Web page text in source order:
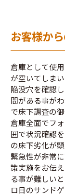
お客様か
倉庫として使
が空いてしまい
陥没穴を確認
間がある事が
で床下調査の
倉庫全面でフ
囲で状況確認
の床下劣化が
緊急性が非常
策実施をお伝
る事が難しい
ロ日のサンド